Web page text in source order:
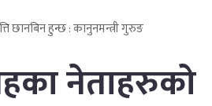
छानबिन हुन्छ : कानुनमन्त्री गुरुङ
नेताहरुको